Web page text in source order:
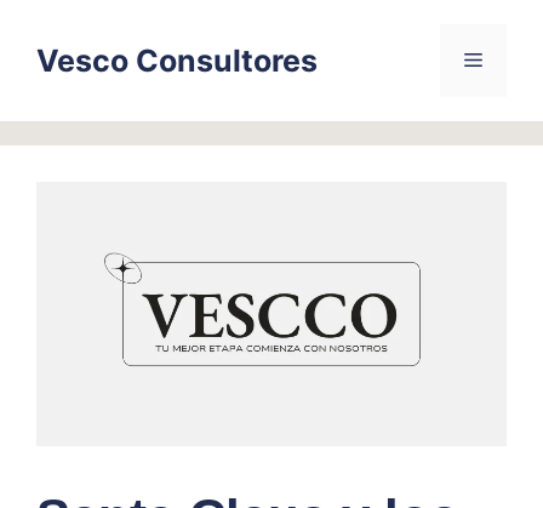
contentVesco Consultores Menu